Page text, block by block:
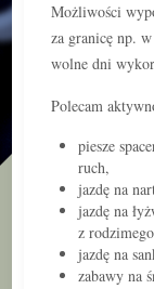
Możliwości
za granicę np.
wolne dni
Polecam
piesze
ruch,
jazdę na
jazdę na
z
jazdę na
zabawy na